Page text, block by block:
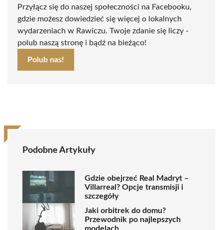
Przyłącz się do naszej społeczności na Facebooku,
gdzie możesz dowiedzieć się więcej o lokalnych
wydarzeniach w Rawiczu. Twoje zdanie się liczy -
polub naszą stronę i bądź na bieżąco!
Polub nas!
Podobne Artykuły
Gdzie obejrzeć Real Madryt –
Villarreal? Opcje transmisji i
szczegóły
Jaki orbitrek do domu?
Przewodnik po najlepszych
modelach